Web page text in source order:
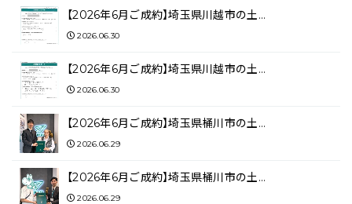
【2026年6月ご成約】埼玉県川越市の土…
2026.06.30
【2026年6月ご成約】埼玉県川越市の土…
2026.06.30
【2026年6月ご成約】埼玉県桶川市の土…
2026.06.29
【2026年6月ご成約】埼玉県桶川市の土…
2026.06.29